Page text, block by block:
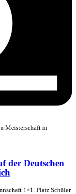
der Deutschen
1×1. Platz Schüler